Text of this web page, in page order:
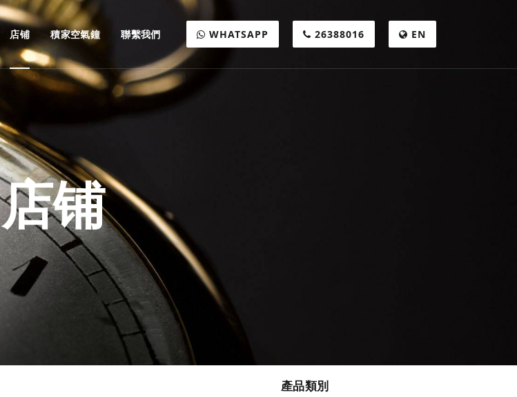
店铺 積家空氣鐘 聯繫我們 WHATSAPP 26388016 EN
店铺
產品類別